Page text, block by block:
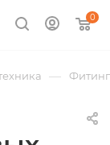
0
—